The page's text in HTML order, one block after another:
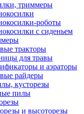
триммеры
роботы
с сиденьем
тракторы
для травы
и аэраторы
райдеры
кусторезы
пилы
и высоторезы